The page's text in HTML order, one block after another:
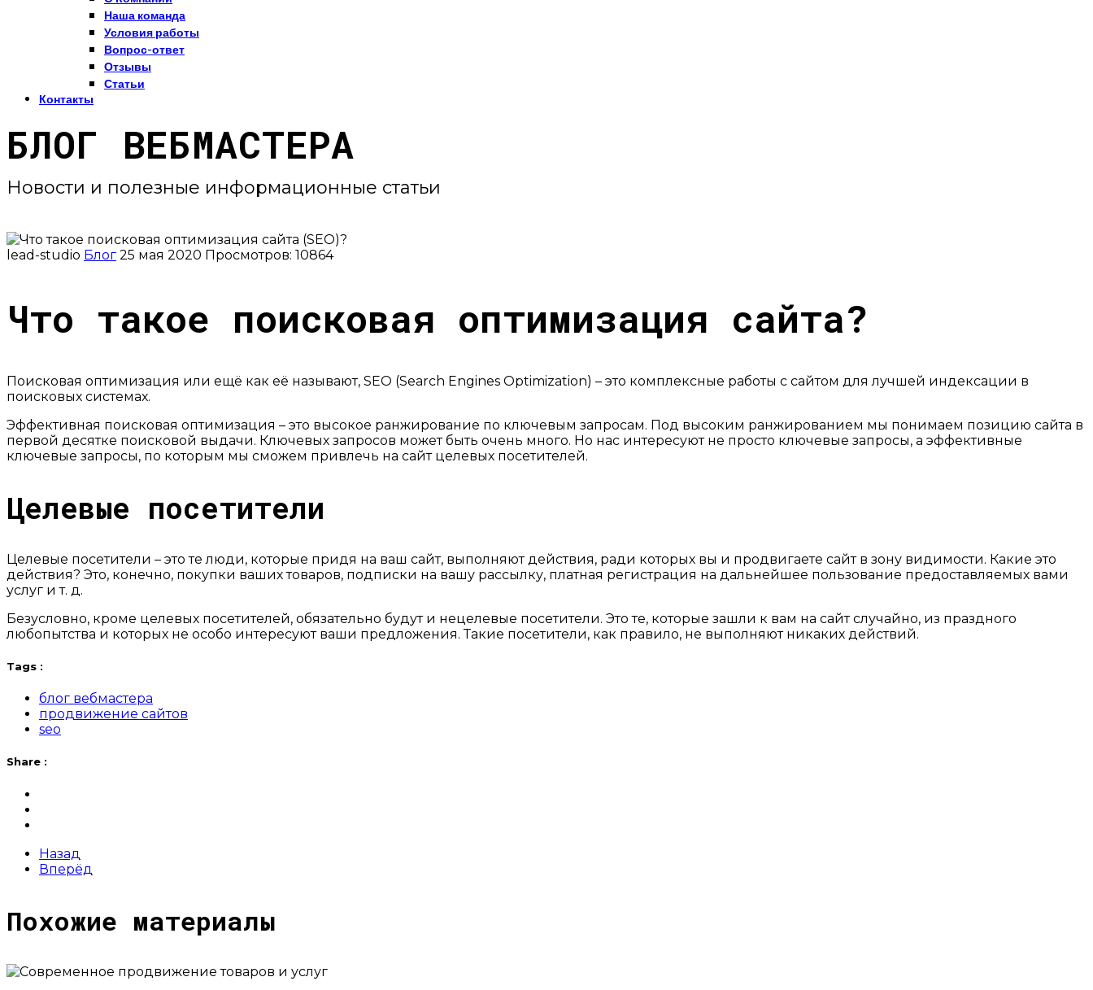
Наша команда
Условия работы
Вопрос-ответ
Отзывы
Статьи
Контакты
БЛОГ ВЕБМАСТЕРА
Новости и полезные информационные статьи
lead-studio Блог 25 мая 2020 Просмотров: 10864
Что такое поисковая оптимизация сайта?
Поисковая оптимизация или ещё как её называют, SEO (Search Engines Optimization) – это комплексные работы с сайтом для лучшей индексации в
поисковых системах.
Эффективная поисковая оптимизация – это высокое ранжирование по ключевым запросам. Под высоким ранжированием мы понимаем позицию сайта в
первой десятке поисковой выдачи. Ключевых запросов может быть очень много. Но нас интересуют не просто ключевые запросы, а эффективные
ключевые запросы, по которым мы сможем привлечь на сайт целевых посетителей.
Целевые посетители
Целевые посетители – это те люди, которые придя на ваш сайт, выполняют действия, ради которых вы и продвигаете сайт в зону видимости. Какие это
действия? Это, конечно, покупки ваших товаров, подписки на вашу рассылку, платная регистрация на дальнейшее пользование предоставляемых вами
услуг и т. д.
Безусловно, кроме целевых посетителей, обязательно будут и нецелевые посетители. Это те, которые зашли к вам на сайт случайно, из праздного
любопытства и которых не особо интересуют ваши предложения. Такие посетители, как правило, не выполняют никаких действий.
Tags :
блог вебмастера
продвижение сайтов
seo
Share :
Назад
Вперёд
Похожие материалы